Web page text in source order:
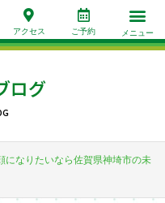
アクセス ご予約 メニュー
ログ
になりたいなら佐賀県神埼市の未